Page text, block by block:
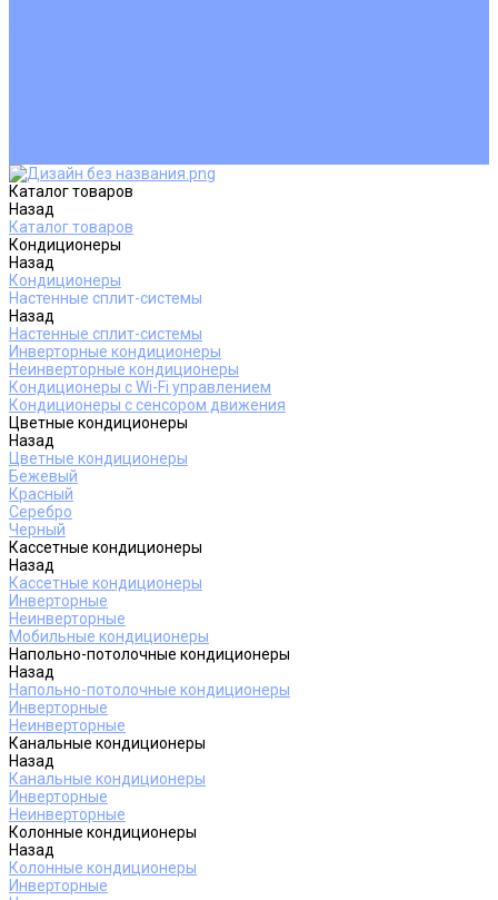
Каталог товаров
Назад
Каталог товаров
Кондиционеры
Назад
Кондиционеры
Настенные сплит-системы
Назад
Настенные сплит-системы
Инверторные кондиционеры
Неинверторные кондиционеры
Кондиционеры с Wi-Fi управлением
Кондиционеры с сенсором движения
Цветные кондиционеры
Назад
Цветные кондиционеры
Бежевый
Красный
Серебро
Черный
Кассетные кондиционеры
Назад
Кассетные кондиционеры
Инверторные
Неинверторные
Мобильные кондиционеры
Напольно-потолочные кондиционеры
Назад
Напольно-потолочные кондиционеры
Инверторные
Неинверторные
Канальные кондиционеры
Назад
Канальные кондиционеры
Инверторные
Неинверторные
Колонные кондиционеры
Назад
Колонные кондиционеры
Инверторные